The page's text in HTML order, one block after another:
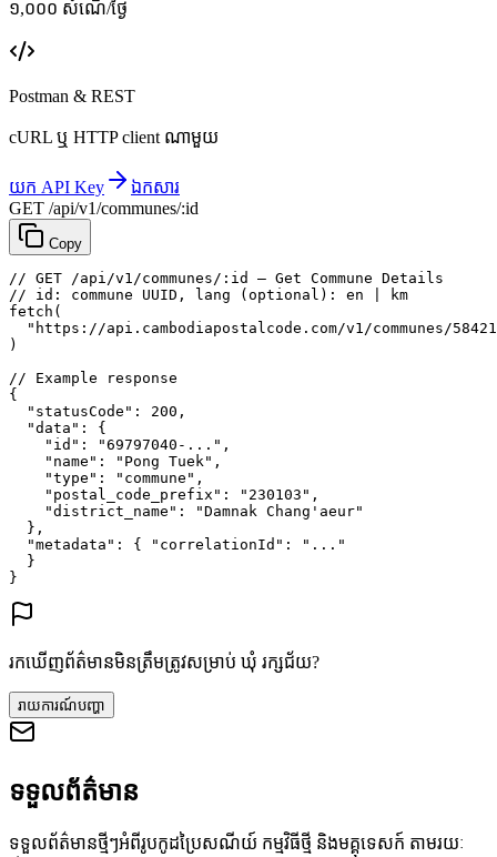
១,០០០ សំណើ/ថ្ងៃ
Postman & REST
cURL ឬ HTTP client ណាមួយ
យក API Key
ឯកសារ
GET /api/v1/communes/:id
Copy
// GET /api/v1/communes/:id — Get Commune Details
// id: commune UUID, lang (optional): en | km
fetch (
"https://api.cambodiapostalcode.com/v1/communes/
)
// Example response
{
"statusCode" : 200 ,
"data" : {
"id" : "69797040-..." ,
"name" : "Pong Tuek" ,
"type" : "commune" ,
"postal_code_prefix" : "230103" ,
"district_name" :
"Damnak Chang'aeur"
},
"metadata" : { "correlationId" :
"..."
}
}
រកឃើញព័ត៌មានមិនត្រឹមត្រូវសម្រាប់ ឃុំ រក្សជ័យ?
រាយការណ៍បញ្ហា
ទទួលព័ត៌មាន
ទទួលព័ត៌មានថ្មីៗអំពីរូបកូដប្រៃសណីយ៍ កម្មវិធីថ្មី និងមគ្គុទេសក៍ តាមរយៈ